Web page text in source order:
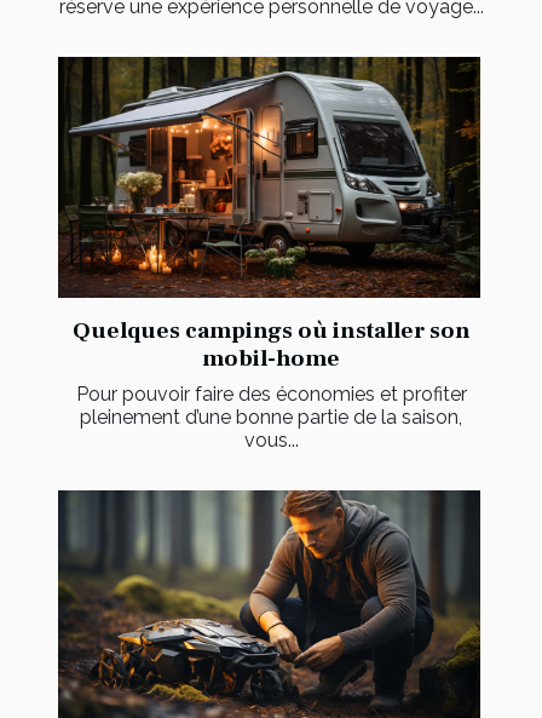
réserve une expérience personnelle de voyage...
Quelques campings où installer son
mobil-home
Pour pouvoir faire des économies et profiter
pleinement d’une bonne partie de la saison,
vous...